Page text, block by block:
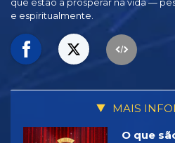
que estão a prosperar na vida —
e espiritualmente.
MAIS
O que